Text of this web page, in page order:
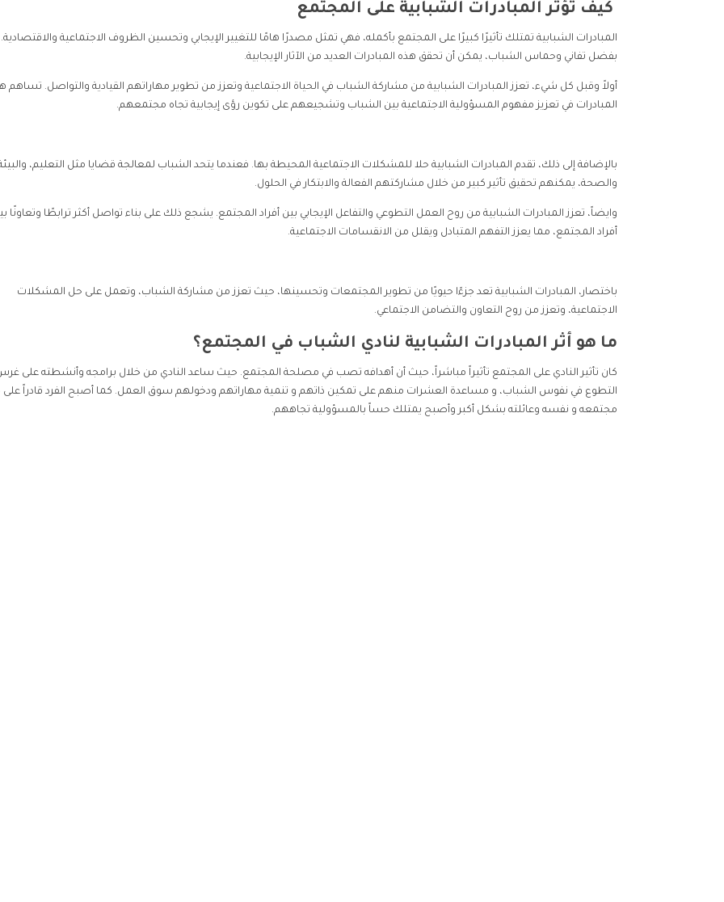
كيف تؤثر المبادرات الشبابية على المجتمع
المبادرات الشبابية تمتلك تأثيرًا كبيرًا على المجتمع بأكمله، فهي تمثل مصدرًا هامًا للتغيير الإيجابي وتحسين الظروف الاجتماعية والاقتصادية.
بفضل تفاني وحماس الشباب، يمكن أن تحقق هذه المبادرات العديد من الآثار الإيجابية.
أولاً وقبل كل شيء، تعزز المبادرات الشبابية من مشاركة الشباب في الحياة الاجتماعية وتعزز من تطوير مهاراتهم القيادية والتواصل. تساهم
المبادرات في تعزيز مفهوم المسؤولية الاجتماعية بين الشباب وتشجيعهم على تكوين رؤى إيجابية تجاه مجتمعهم.
بالإضافة إلى ذلك، تقدم المبادرات الشبابية حلا للمشكلات الاجتماعية المحيطة بها. فعندما يتحد الشباب لمعالجة قضايا مثل التعليم،
والصحة، يمكنهم تحقيق تأثير كبير من خلال مشاركتهم الفعالة والابتكار في الحلول.
وايضاً، تعزز المبادرات الشبابية من روح العمل التطوعي والتفاعل الإيجابي بين أفراد المجتمع. يشجع ذلك على بناء تواصل أكثر ترابطًا وتعاونًا
أفراد المجتمع، مما يعزز التفهم المتبادل ويقلل من الانقسامات الاجتماعية.
باختصار، المبادرات الشبابية تعد جزءًا حيويًا من تطوير المجتمعات وتحسينها، حيث تعزز من مشاركة الشباب، وتعمل على حل المشكلات
الاجتماعية، وتعزز من روح التعاون والتضامن الاجتماعي.
ما هو أثر المبادرات الشبابية لنادي الشباب في المجتمع؟
كان تأثير النادي على المجتمع تأثيراً مباشراً، حيث أن أهدافه تصب في مصلحة المجتمع. حيث ساعد النادي من خلال برامجه وأنشطته على
التطوع في نفوس الشباب، و مساعدة العشرات منهم على تمكين ذاتهم و تنمية مهاراتهم ودخولهم سوق العمل. كما أصبح الفرد قادراً
مجتمعه و نفسه وعائلته بشكل أكبر وأصبح يمتلك حساً بالمسؤولية تجاههم.